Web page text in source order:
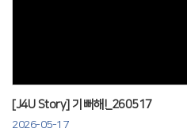
[J4U Story] 기뻐해!_260517
2026-05-17